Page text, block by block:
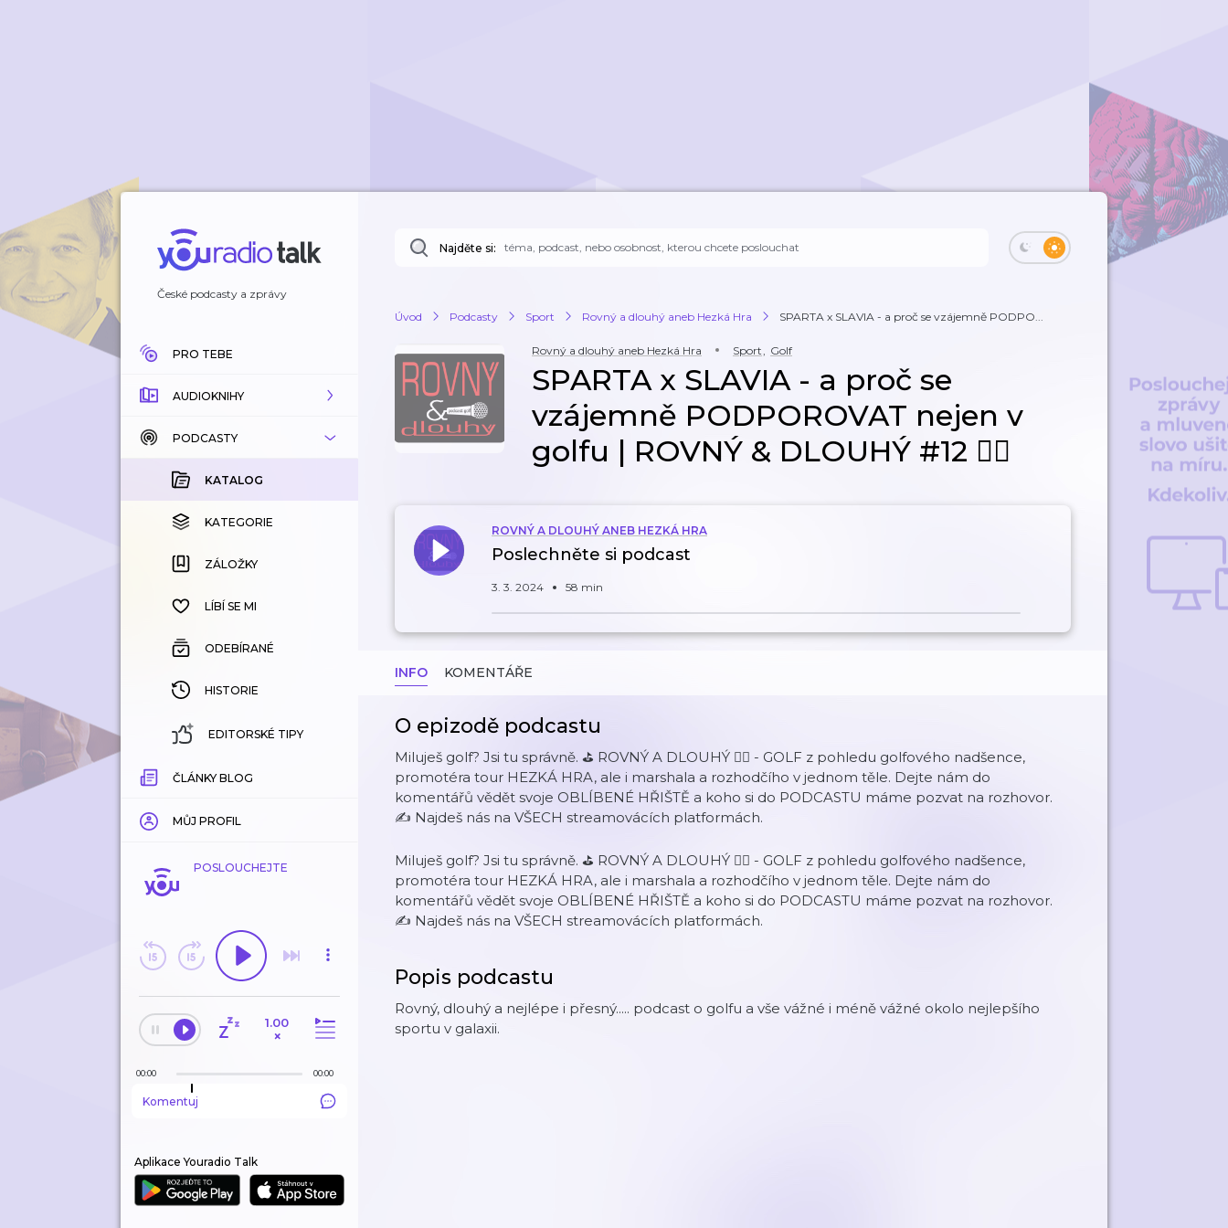
České podcasty a zprávy
PRO TEBE
AUDIOKNIHY
KATALOG
KOUPENÉ
KATEGORIE
ZÁLOŽKY
HISTORIE
PODCASTY
KATALOG
KATEGORIE
ZÁLOŽKY
LÍBÍ SE MI
ODEBÍRANÉ
HISTORIE
EDITORSKÉ TIPY
ČLÁNKY BLOG
MŮJ PROFIL
POSLOUCHEJTE
1.00
×
00:00 00:00
Komentuj
Aplikace Youradio Talk
Najděte si:
Úvod Podcasty Sport Rovný a dlouhý aneb Hezká Hra SPARTA x SLAVIA - a proč se vzájemně PODPO...
Rovný a dlouhý aneb Hezká Hra Sport, Golf
SPARTA x SLAVIA - a proč se
vzájemně PODPOROVAT nejen v
golfu | ROVNÝ & DLOUHÝ #12 🏌️‍♀️
ROVNÝ A DLOUHÝ ANEB HEZKÁ HRA
Poslechněte si podcast
3. 3. 2024 58 min
INFO KOMENTÁŘE
O epizodě podcastu
Miluješ golf? Jsi tu správně. ⛳ ROVNÝ A DLOUHÝ 🏌️‍♀️ - GOLF z pohledu golfového nadšence,
promotéra tour HEZKÁ HRA, ale i marshala a rozhodčího v jednom těle. Dejte nám do
komentářů vědět svoje OBLÍBENÉ HŘIŠTĚ a koho si do PODCASTU máme pozvat na rozhovor.
✍️ Najdeš nás na VŠECH streamovácích platformách.
Miluješ golf? Jsi tu správně. ⛳ ROVNÝ A DLOUHÝ 🏌️‍♀️ - GOLF z pohledu golfového nadšence,
promotéra tour HEZKÁ HRA, ale i marshala a rozhodčího v jednom těle. Dejte nám do
komentářů vědět svoje OBLÍBENÉ HŘIŠTĚ a koho si do PODCASTU máme pozvat na rozhovor.
✍️ Najdeš nás na VŠECH streamovácích platformách.
Popis podcastu
Rovný, dlouhý a nejlépe i přesný..... podcast o golfu a vše vážné i méně vážné okolo nejlepšího
sportu v galaxii.